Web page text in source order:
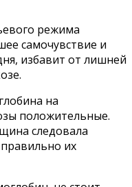
режима
самочувствие и
избавит от лишней
на
положительные.
следовала
их